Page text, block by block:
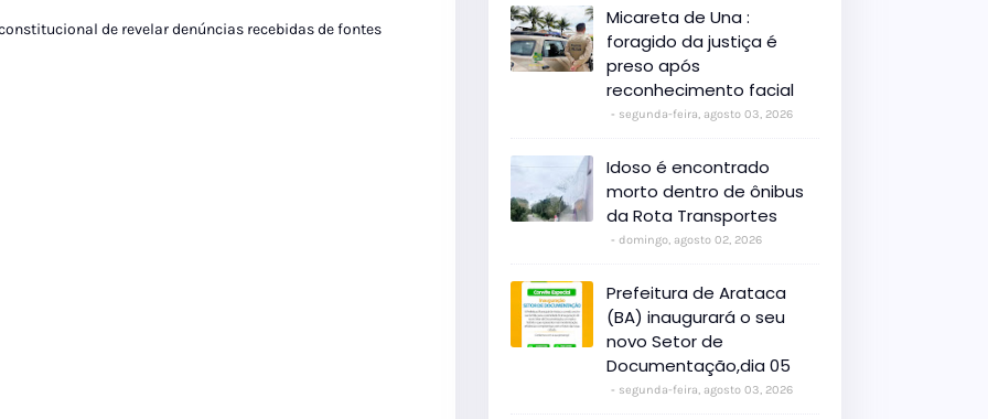
de revelar denúncias recebidas de fontes
Micareta de Una :
foragido da justiça é
preso após
reconhecimento facial
segunda-feira, agosto 03, 2026
Idoso é encontrado
morto dentro de ônibus
da Rota Transportes
domingo, agosto 02, 2026
Prefeitura de Arataca
(BA) inaugurará o seu
novo Setor de
Documentação,dia 05
segunda-feira, agosto 03, 2026